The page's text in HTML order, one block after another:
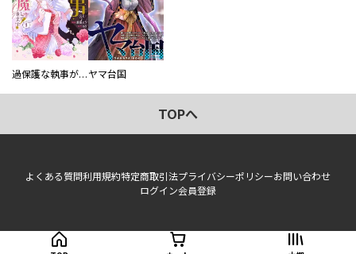
過保護な執事が私の婚活を邪魔してきます！ ヤマ台国
TOPへ
よくある質問利用規約特定商取引法プライバシーポリシーお問い合わせ
ログイン会員登録